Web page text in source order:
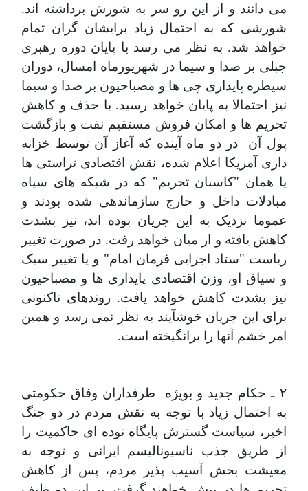
می دانند و از این رو سر به شورش برداشته اند.
شورشی که به احتمال زیاد برایشان گران تمام
خواهد شد. به نظر می رسد با پایان دوره رهبری
جبلی بر صدا و سیما در شهریورماه امسال، دوران
سیطره پایداری چی ها و مصباحیون بر صدا و سیما
نیز احتمالا به پایان خواهد رسید. با حذف و کاهش
تحریم ها و امکان فروش مستقیم نفت و بازگشت
پول آن در دو ماه آینده که آغاز آن توسط خزانه
داری آمریکا اعلام شده، نقش اقتصادی تراستی ها
یا همان "کاسبان تحریم" که در شبکه های سیاه
مبادلات داخل و خارج سازماندهی شده بودند و
عموما نزدیک به این جریان بوده اند، نیز بشدت
کاهش یافته و از میان خواهد رفت. در صورت تغییر
ریاست "ستاد اجرایی فرمان امام" و یا تغییر سبک
و سیاق او، وزن اقتصادی پایداری ها و مصباحیون
نیز بشدت کاهش خواهد یافت. روندهای تاکنونی
برای این جریان خوشآیند به نظر نمی رسد و همین
امر خشم آنها را برانگیخته است.
۲ ـ حکام جدید و بویژه طرفداران وفاق حکومتی
به احتمال زیاد با توجه به نقش مردم در دو جنگ
اخیر، سیاست گسترش پایگاه توده ای حاکمیت را
از طریق جذب ناسیونالیسم ایرانی و توجه به
معیشت بخش آسیب پذیر مردم، پس از کاهش